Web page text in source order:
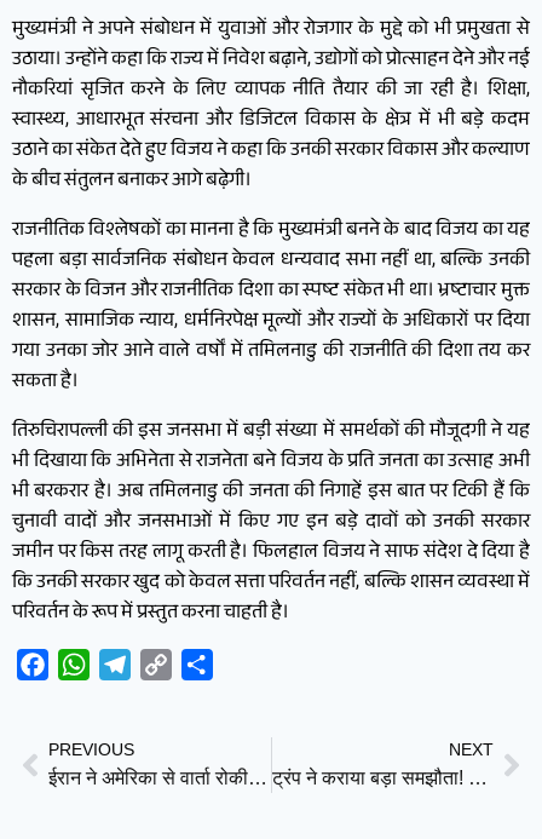
मुख्यमंत्री ने अपने संबोधन में युवाओं और रोजगार के मुद्दे को भी प्रमुखता से
उठाया। उन्होंने कहा कि राज्य में निवेश बढ़ाने, उद्योगों को प्रोत्साहन देने और नई
नौकरियां सृजित करने के लिए व्यापक नीति तैयार की जा रही है। शिक्षा,
स्वास्थ्य, आधारभूत संरचना और डिजिटल विकास के क्षेत्र में भी बड़े कदम
उठाने का संकेत देते हुए विजय ने कहा कि उनकी सरकार विकास और कल्याण
के बीच संतुलन बनाकर आगे बढ़ेगी।
राजनीतिक विश्लेषकों का मानना है कि मुख्यमंत्री बनने के बाद विजय का यह
पहला बड़ा सार्वजनिक संबोधन केवल धन्यवाद सभा नहीं था, बल्कि उनकी
सरकार के विजन और राजनीतिक दिशा का स्पष्ट संकेत भी था। भ्रष्टाचार मुक्त
शासन, सामाजिक न्याय, धर्मनिरपेक्ष मूल्यों और राज्यों के अधिकारों पर दिया
गया उनका जोर आने वाले वर्षों में तमिलनाडु की राजनीति की दिशा तय कर
सकता है।
तिरुचिरापल्ली की इस जनसभा में बड़ी संख्या में समर्थकों की मौजूदगी ने यह
भी दिखाया कि अभिनेता से राजनेता बने विजय के प्रति जनता का उत्साह अभी
भी बरकरार है। अब तमिलनाडु की जनता की निगाहें इस बात पर टिकी हैं कि
चुनावी वादों और जनसभाओं में किए गए इन बड़े दावों को उनकी सरकार
जमीन पर किस तरह लागू करती है। फिलहाल विजय ने साफ संदेश दे दिया है
कि उनकी सरकार खुद को केवल सत्ता परिवर्तन नहीं, बल्कि शासन व्यवस्था में
परिवर्तन के रूप में प्रस्तुत करना चाहती है।
FacebookWhatsAppTelegram
Copy
PREVIOUS
ईरान ने अमेरिका से वार्ता रोकी, लेबनान पर इज़राइली हमलों से भड़का नया संकट
NEXT
ट्रंप ने कराया बड़ा समझौता! नेतन्याहू पीछे हटे, हिज्बुल्लाह ने भी रोके हमले